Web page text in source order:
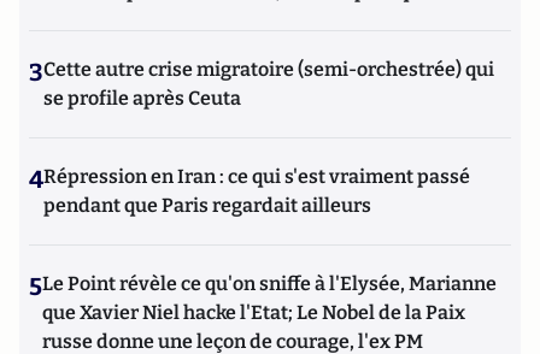
3Cette autre crise migratoire (semi-orchestrée) qui
se profile après Ceuta
4Répression en Iran : ce qui s'est vraiment passé
pendant que Paris regardait ailleurs
5Le Point révèle ce qu'on sniffe à l'Elysée, Marianne
que Xavier Niel hacke l'Etat; Le Nobel de la Paix
russe donne une leçon de courage, l'ex PM